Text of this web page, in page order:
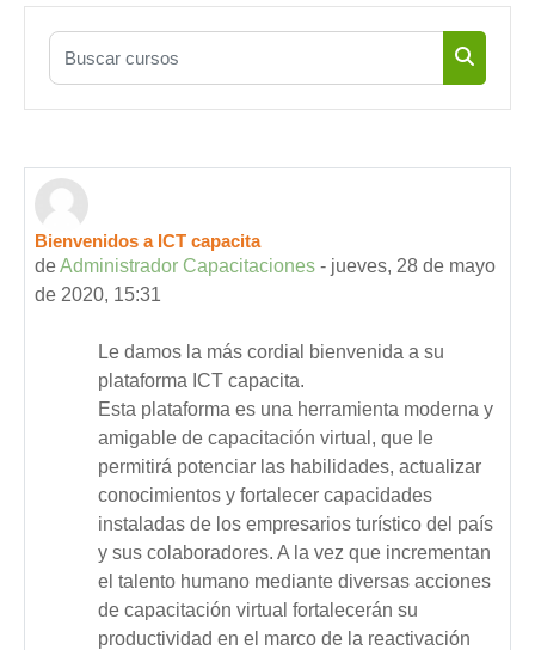
Buscar cursos
Buscar
Bienvenidos a ICT capacita
deAdministrador Capacitaciones - jueves, 28 de mayo
de 2020, 15:31
Le damos la más cordial bienvenida a su
plataforma ICT capacita.
Esta plataforma es una herramienta moderna y
amigable de capacitación virtual, que le
permitirá potenciar las habilidades, actualizar
conocimientos y fortalecer capacidades
instaladas de los empresarios turístico del país
y sus colaboradores. A la vez que incrementan
el talento humano mediante diversas acciones
de capacitación virtual fortalecerán su
productividad en el marco de la reactivación